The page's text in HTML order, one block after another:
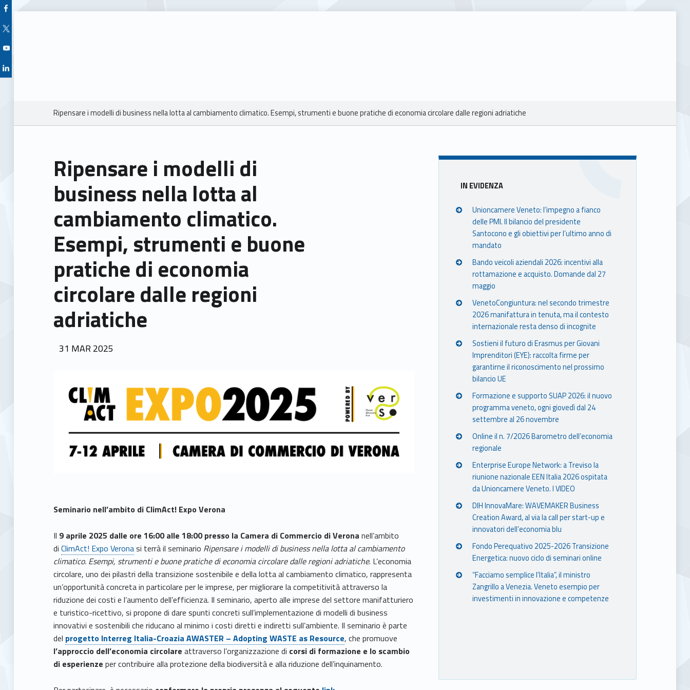
Facebook Unioncamere Veneto
Twitter Unioncamere Veneto
Youtube Unioncamere Veneto
Linkedin Unioncamere Veneto
Breadcrumbs navigation
Ripensare i modelli di business nella lotta al cambiamento climatico. Esempi, strumenti e buone pratiche di economia circolare dalle regioni adriatiche
Ripensare i modelli di
business nella lotta al
cambiamento climatico.
Esempi, strumenti e buone
pratiche di economia
circolare dalle regioni
adriatiche
POSTED ON:
31 MAR 2025
Seminario nell’ambito di ClimAct! Expo Verona
Il 9 aprile 2025 dalle ore 16:00 alle 18:00 presso la Camera di Commercio di Verona nell’ambito
diClimAct! Expo Veronasi terrà il seminario Ripensare i modelli di business nella lotta al cambiamento
climatico. Esempi, strumenti e buone pratiche di economia circolare dalle regioni adriatiche. L’economia
circolare, uno dei pilastri della transizione sostenibile e della lotta al cambiamento climatico, rappresenta
un’opportunità concreta in particolare per le imprese, per migliorare la competitività attraverso la
riduzione dei costi e l’aumento dell’efficienza. Il seminario, aperto alle imprese del settore manifatturiero
e turistico-ricettivo, si propone di dare spunti concreti sull’implementazione di modelli di business
innovativi e sostenibili che riducano al minimo i costi diretti e indiretti sull’ambiente. Il seminario è parte
del progetto Interreg Italia-Croazia AWASTER – Adopting WASTE as Resource, che promuove
l’approccio dell’economia circolare attraverso l’organizzazione di corsi di formazione e lo scambio
di esperienze per contribuire alla protezione della biodiversità e alla riduzione dell’inquinamento.
Sidebar
IN EVIDENZA
Unioncamere Veneto: l’impegno a fianco
delle PMI. Il bilancio del presidente
Santocono e gli obiettivi per l’ultimo anno di
mandato
Bando veicoli aziendali 2026: incentivi alla
rottamazione e acquisto. Domande dal 27
maggio
VenetoCongiuntura: nel secondo trimestre
2026 manifattura in tenuta, ma il contesto
internazionale resta denso di incognite
Sostieni il futuro di Erasmus per Giovani
Imprenditori (EYE): raccolta firme per
garantirne il riconoscimento nel prossimo
bilancio UE
Formazione e supporto SUAP 2026: il nuovo
programma veneto, ogni giovedì dal 24
settembre al 26 novembre
Online il n. 7/2026 Barometro dell’economia
regionale
Enterprise Europe Network: a Treviso la
riunione nazionale EEN Italia 2026 ospitata
da Unioncamere Veneto. I VIDEO
DIH InnovaMare: WAVEMAKER Business
Creation Award, al via la call per start-up e
innovatori dell’economia blu
Fondo Perequativo 2025-2026 Transizione
Energetica: nuovo ciclo di seminari online
“Facciamo semplice l’Italia”, il ministro
Zangrillo a Venezia. Veneto esempio per
investimenti in innovazione e competenze